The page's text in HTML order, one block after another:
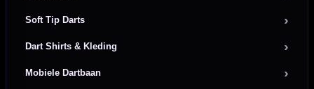
Soft Tip Darts
Dart Shirts & Kleding
Mobiele Dartbaan